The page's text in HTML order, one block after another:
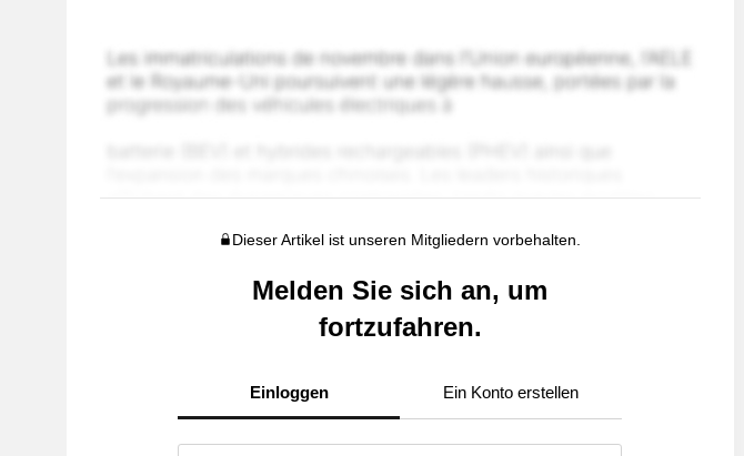
Dieser Artikel ist unseren Mitgliedern vorbehalten.
Melden Sie sich an, um
fortzufahren.
Einloggen Ein Konto erstellen